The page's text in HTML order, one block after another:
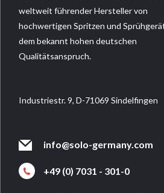
weltweit führender Hersteller von
hochwertigen Spritzen und
dem bekannt hohen deutschen
Qualitätsanspruch.
Industriestr. 9, D-71069 Sindelfingen
info@solo-germany.com
+49 (0) 7031 - 301-0